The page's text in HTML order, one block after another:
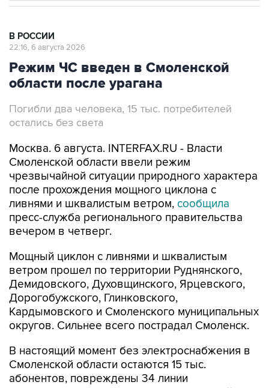
В РОССИИ
22:16, 6 августа 2026
Режим ЧС введен в Смоленской
области после урагана
Погибли два человека, 15 тыс. потребителей
остались без света
Москва. 6 августа. INTERFAX.RU - Власти
Смоленской области ввели режим
чрезвычайной ситуации природного характера
после прохождения мощного циклона с
ливнями и шквалистым ветром, сообщила
пресс-служба регионального правительства
вечером в четверг.
Мощный циклон с ливнями и шквалистым
ветром прошел по территории Руднянского,
Демидовского, Духовщинского, Ярцевского,
Дорогобужского, Глинковского,
Кардымовского и Смоленского муниципальных
округов. Сильнее всего пострадал Смоленск.
В настоящий момент без электроснабжения в
Смоленской области остаются 15 тыс.
абонентов, повреждены 34 линии